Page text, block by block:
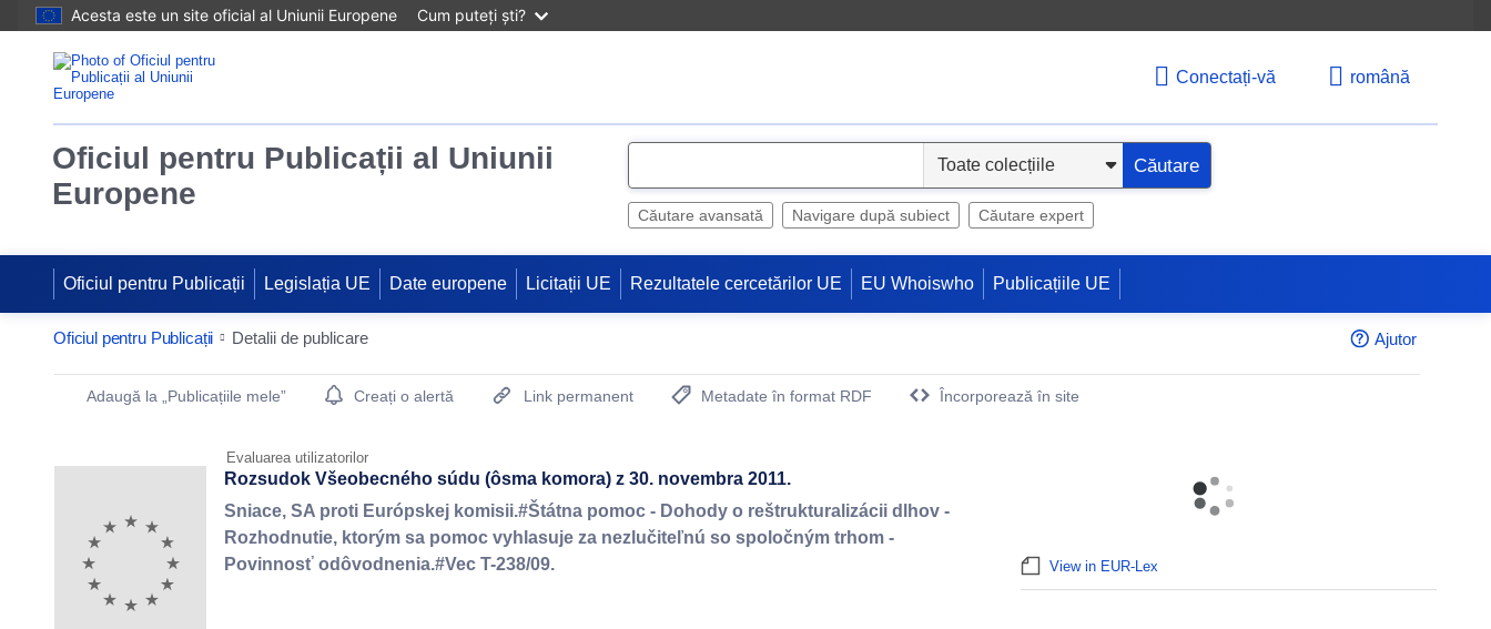
Acesta este un site oficial al Uniunii Europene Cum puteți ști?
Conectați-vă română
Oficiul pentru Publicații al Uniunii
Europene
e
Căutare
Căutare avansată Navigare după subiect Căutare expert
Oficiul pentru Publicații Legislația UE Date europene Licitații UE Rezultatele cercetărilor UE EU Whoiswho Publicațiile UE
Oficiul pentru Publicații Detalii de publicare Ajutor
Publication Detail Actions Portlet
Adaugă la „Publicațiile mele” Creați o alertă Link permanent
Metadate în format RDF
Încorporează în site
Evaluarea utilizatorilor
Rozsudok Všeobecného súdu (ôsma komora) z 30. novembra 2011.
Sniace, SA proti Európskej komisii.#Štátna pomoc - Dohody o reštrukturalizácii dlhov -
Rozhodnutie, ktorým sa pomoc vyhlasuje za nezlučiteľnú so spoločným trhom -
Povinnosť odôvodnenia.#Vec T-238/09.
View in EUR-Lex